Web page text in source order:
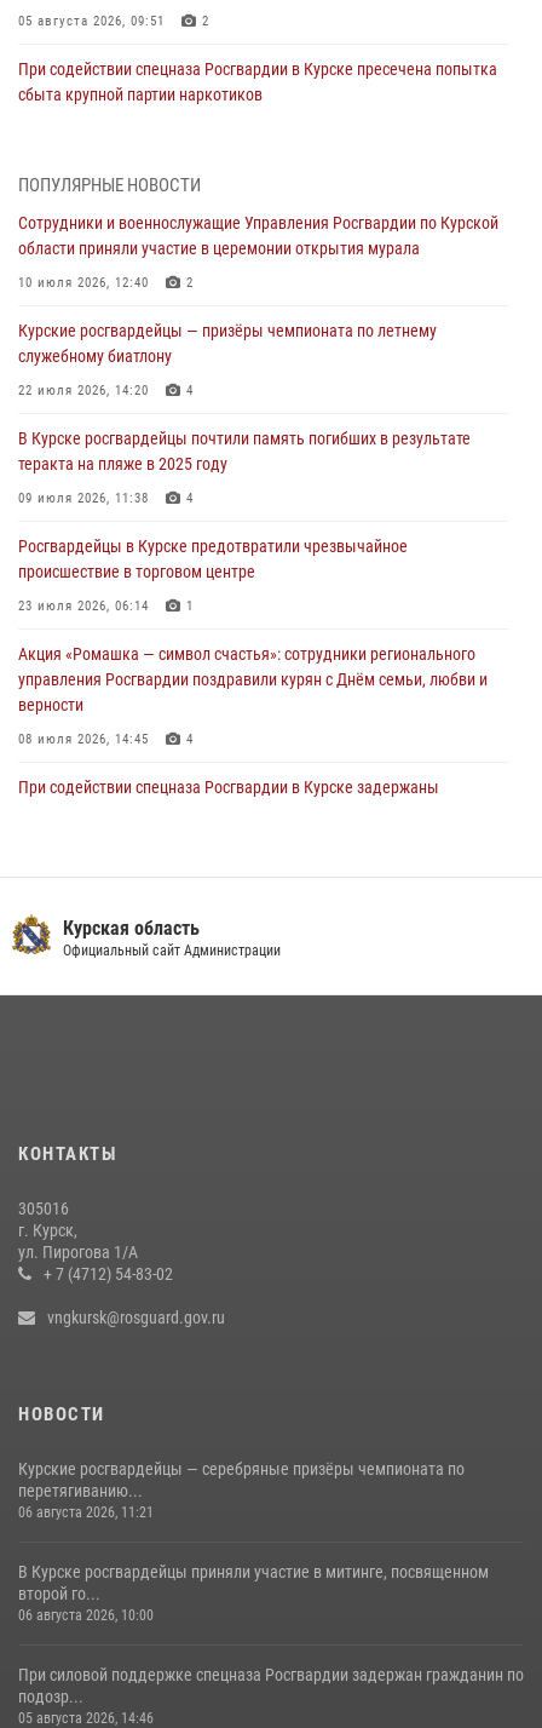
05 августа 2026, 09:51 2
При содействии спецназа Росгвардии в Курске пресечена попытка
сбыта крупной партии наркотиков
За прошедшую неделю росгвардейцы Курской области проверили
04 августа 2026, 07:00
В Курской области росгвардейцы за прошедшую неделю совершили
03 августа 2026, 09:46
За прошедшую неделю росгвардейцы Курской области проверили
30 июля 2026, 07:00
Курские росгвардейцы приняли участие в благодарственном
28 июля 2026, 13:17
ПОПУЛЯРНЫЕ НОВОСТИ
Сотрудники и военнослужащие Управления Росгвардии по Курской
области приняли участие в церемонии открытия мурала
10 июля 2026, 12:40 2
Курские росгвардейцы — призёры чемпионата по летнему
служебному биатлону
22 июля 2026, 14:20 4
В Курске росгвардейцы почтили память погибших в результате
теракта на пляже в 2025 году
09 июля 2026, 11:38 4
Росгвардейцы в Курске предотвратили чрезвычайное
происшествие в торговом центре
23 июля 2026, 06:14 1
Акция «Ромашка — символ счастья»: сотрудники регионального
управления Росгвардии поздравили курян с Днём семьи, любви и
верности
08 июля 2026, 14:45 4
При содействии спецназа Росгвардии в Курске задержаны
первого этапа фотоконкурса «В объективе Росгвардия»
22 июля 2026, 12:38 2
Центральный округ Росгвардии отмечает 105-летие
15 июля 2026, 10:00
Курская область
Официальный сайт Администрации
КОНТАКТЫ
305016
г. Курск,
ул. Пирогова 1/А
+ 7 (4712) 54-83-02
vngkursk@rosguard.gov.ru
НОВОСТИ
Курские росгвардейцы — серебряные призёры чемпионата по
перетягиванию...
06 августа 2026, 11:21
В Курске росгвардейцы приняли участие в митинге, посвященном
второй го...
06 августа 2026, 10:00
При силовой поддержке спецназа Росгвардии задержан гражданин по
подозр...
05 августа 2026, 14:46